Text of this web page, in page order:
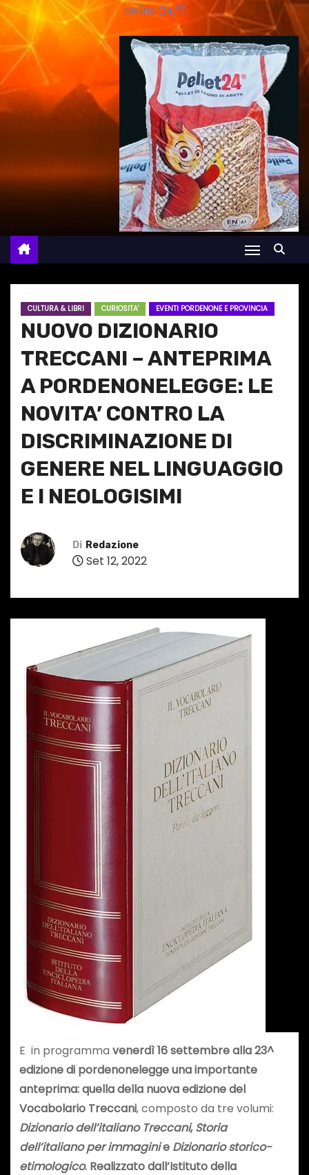
online 24/7
CULTURA & LIBRI CURIOSITA' EVENTI PORDENONE E PROVINCIA
NUOVO DIZIONARIO
TRECCANI – ANTEPRIMA
A PORDENONELEGGE: LE
NOVITA’ CONTRO LA
DISCRIMINAZIONE DI
GENERE NEL LINGUAGGIO
E I NEOLOGISIMI
Di Redazione
Set 12, 2022
E in programma venerdì 16 settembre alla 23^
edizione di pordenonelegge una importante
anteprima: quella della nuova edizione del
Vocabolario Treccani, composto da tre volumi:
Dizionario dell’italiano Treccani,Storia
dell’italiano per immaginie Dizionario storico-
etimologico. Realizzato dall’Istituto della